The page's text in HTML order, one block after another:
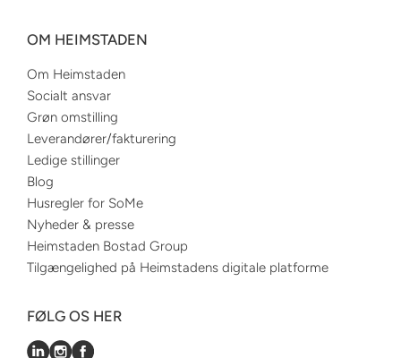
OM HEIMSTADEN
Om Heimstaden
Socialt ansvar
Grøn omstilling
Leverandører/fakturering
Ledige stillinger
Blog
Husregler for SoMe
Nyheder & presse
Heimstaden Bostad Group
Tilgængelighed på Heimstadens digitale platforme
FØLG OS HER